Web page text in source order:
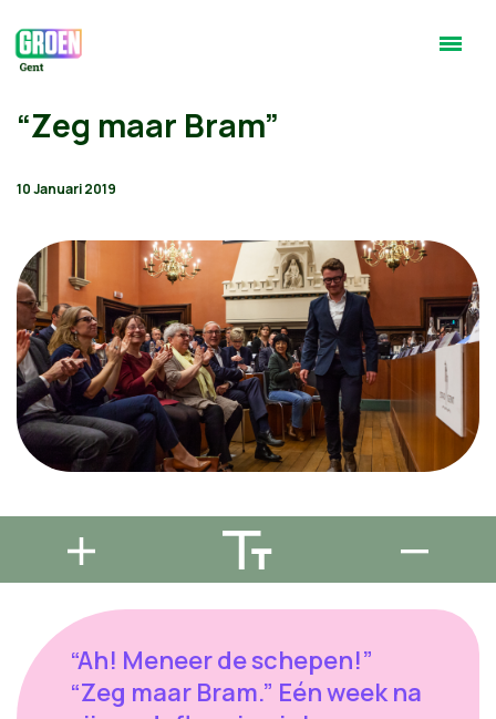
“Zeg maar Bram”
10 Januari 2019
“Ah! Meneer de schepen!”
“Zeg maar Bram.” Eén week na